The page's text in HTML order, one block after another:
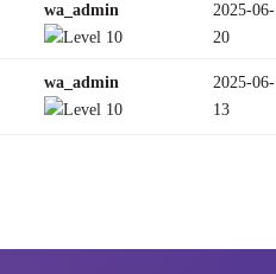
wa_admin
2025-06-
20
wa_admin
2025-06-
13